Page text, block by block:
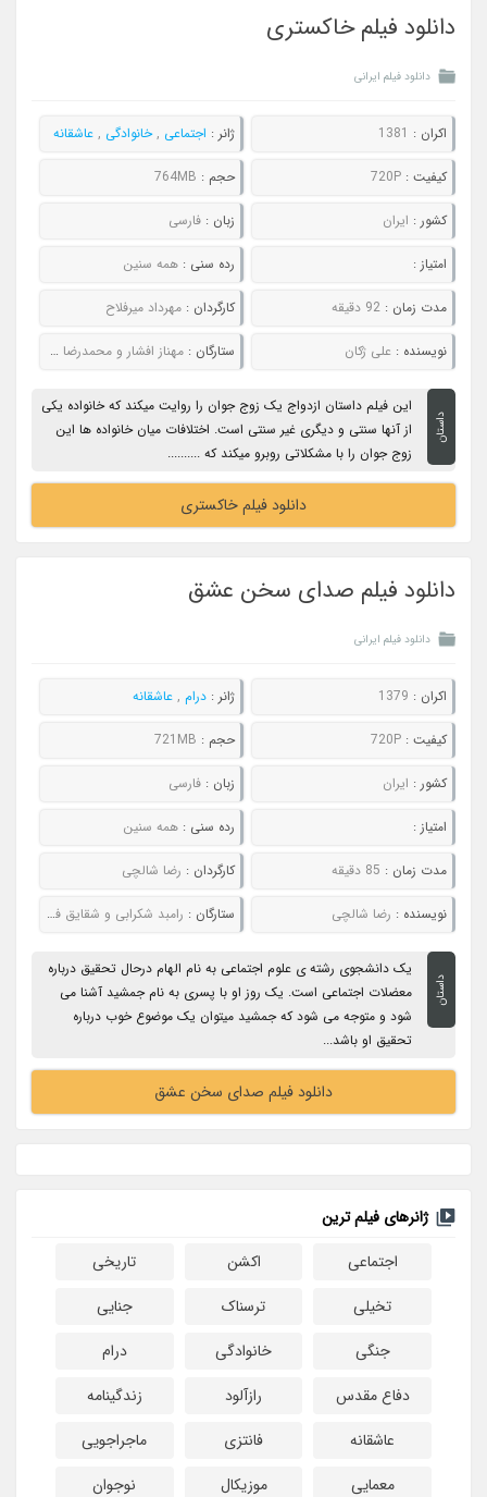
دانلود فیلم خاکستری
دانلود فیلم ایرانی
اکران : 1381 ژانر : اجتماعی ,خانوادگی , عاشقانه
کیفیت :720P حجم : 764MB
کشور : ایران زبان : فارسی
امتیاز : رده سنی : همه سنین
مدت زمان :92 دقیقه کارگردان : مهرداد میرفلاح
نویسنده :علی ژکان ستارگان : مهناز افشار و محمدرضا شریفی نیا
داستان
این فیلم داستان ازدواج یک زوج جوان را روایت میکند که خانواده یکی
از آنها سنتی و دیگری غیر سنتی است. اختلافات میان خانواده ها این
زوج جوان را با مشکلاتی روبرو میکند که ..........
دانلود فیلم خاکستری
دانلود فیلم صدای سخن عشق
دانلود فیلم ایرانی
اکران : 1379 ژانر : درام , عاشقانه
کیفیت :720P حجم : 721MB
کشور : ایران زبان : فارسی
امتیاز : رده سنی : همه سنین
مدت زمان : 85 دقیقه کارگردان : رضا شالچی
نویسنده : رضا شالچی ستارگان : رامبد شکرابی و شقایق فراهانی
داستان
یک دانشجوی رشته ی علوم اجتماعی به نام الهام درحال تحقیق درباره
معضلات اجتماعی است. یک روز او با پسری به نام جمشید آشنا می
شود و متوجه می شود که جمشید میتوان یک موضوع خوب درباره
تحقیق او باشد...
دانلود فیلم صدای سخن عشق
ژانرهای فیلم ترین
اجتماعی
اکشن
تاریخی
تخیلی
ترسناک
جنایی
جنگی
خانوادگی
درام
دفاع مقدس
رازآلود
زندگینامه
عاشقانه
فانتزی
ماجراجویی
معمایی
موزیکال نوجوان